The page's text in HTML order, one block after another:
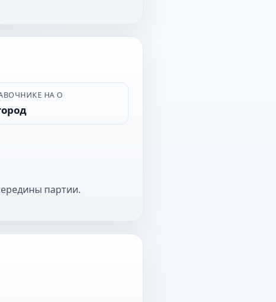
НА О
партии.